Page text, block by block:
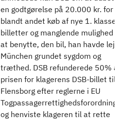
en godtgørelse på 20.000 kr. for
blandt andet køb af nye 1.
billetter og manglende mulighed
at benytte, den bil, han havde
München grundet sygdom og
træthed. DSB refunderede 50% af
prisen for klagerens DSB-billet til
Flensborg efter reglerne i EU
og henviste klageren til at rette